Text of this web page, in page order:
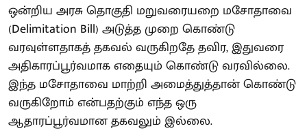
ஒன்றிய அரசு தொகுதி மறுவரையறை மசோதாவை
(Delimitation Bill) அடுத்த முறை கொண்டு
வரவுள்ளதாகத் தகவல் வருகிறதே தவிர, இதுவரை
அதிகாரப்பூர்வமாக எதையும் கொண்டு வரவில்லை.
இந்த மசோதாவை மாற்றி அமைத்துத்தான் கொண்டு
வருகிறோம் என்பதற்கும் எந்த ஒரு
ஆதாரப்பூர்வமான தகவலும் இல்லை.